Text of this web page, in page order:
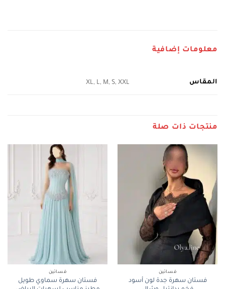
معلومات إضافية
المقاس XL, L, M, S, XXL
منتجات ذات صلة
فساتين
فستان سهرة جدة لون أسود
فساتين
فستان سهرة سماوي طويل